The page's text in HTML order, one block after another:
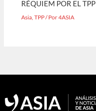
RÉQUIEM POR EL TPP
Asia ,TPP/ Por4ASIA